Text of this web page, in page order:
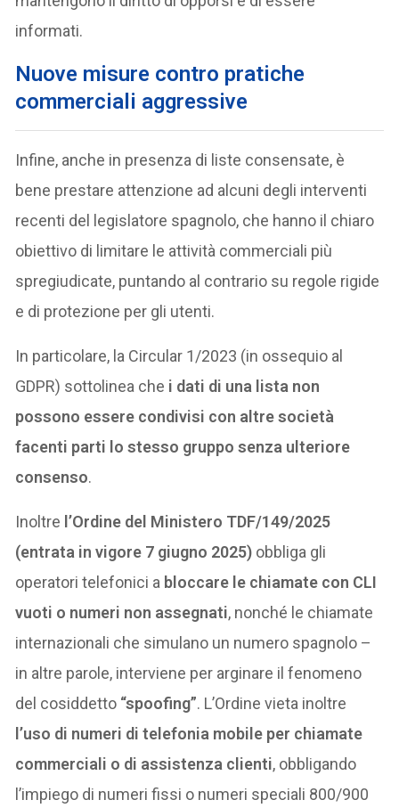
informati.
Nuove misure contro pratiche
commerciali aggressive
Infine, anche in presenza di liste consensate, è
bene prestare attenzione ad alcuni degli interventi
recenti del legislatore spagnolo, che hanno il chiaro
obiettivo di limitare le attività commerciali più
spregiudicate, puntando al contrario su regole rigide
e di protezione per gli utenti.
In particolare, la Circular 1/2023 (in ossequio al
GDPR) sottolinea che i dati di una lista non
possono essere condivisi con altre società
facenti parti lo stesso gruppo senza ulteriore
consenso.
Inoltre l’Ordine del Ministero TDF/149/2025
(entrata in vigore 7 giugno 2025) obbliga gli
operatori telefonici a bloccare le chiamate con CLI
vuoti o numeri non assegnati, nonché le chiamate
internazionali che simulano un numero spagnolo –
in altre parole, interviene per arginare il fenomeno
del cosiddetto “spoofing”. L’Ordine vieta inoltre
l’uso di numeri di telefonia mobile per chiamate
commerciali o di assistenza clienti, obbligando
l’impiego di numeri fissi o numeri speciali 800/900